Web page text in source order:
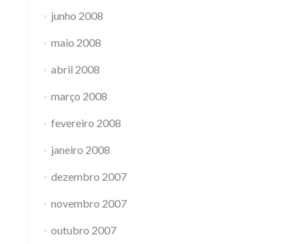
junho 2008
maio 2008
abril 2008
março 2008
fevereiro 2008
janeiro 2008
dezembro 2007
novembro 2007
outubro 2007